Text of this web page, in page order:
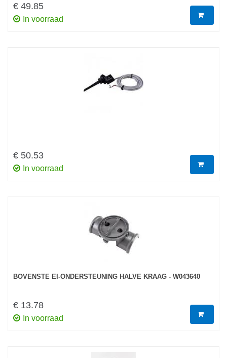
€ 49.85
In voorraad
€ 50.53
In voorraad
BOVENSTE EI-ONDERSTEUNING HALVE KRAAG - W043640
€ 13.78
In voorraad